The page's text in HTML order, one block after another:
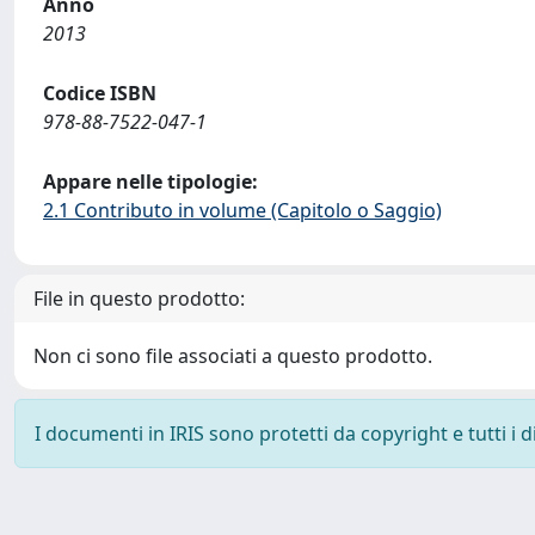
2013
Codice ISBN
978-88-7522-047-1
Appare nelle tipologie:
2.1 Contributo in volume (Capitolo o Saggio)
File in questo prodotto:
Non ci sono file associati a questo prodotto.
I documenti in IRIS sono protetti da copyright e tutti i